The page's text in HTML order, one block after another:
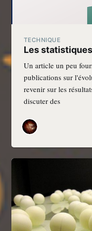
TECHNIQUE
Les
Un article un peu
publications sur
revenir sur les
discuter des